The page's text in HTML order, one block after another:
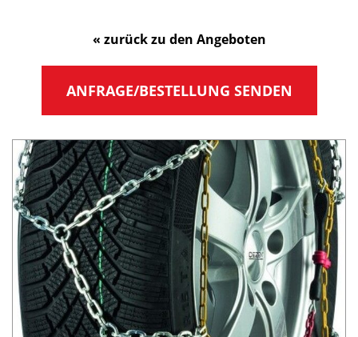
« zurück zu den Angeboten
ANFRAGE/BESTELLUNG SENDEN